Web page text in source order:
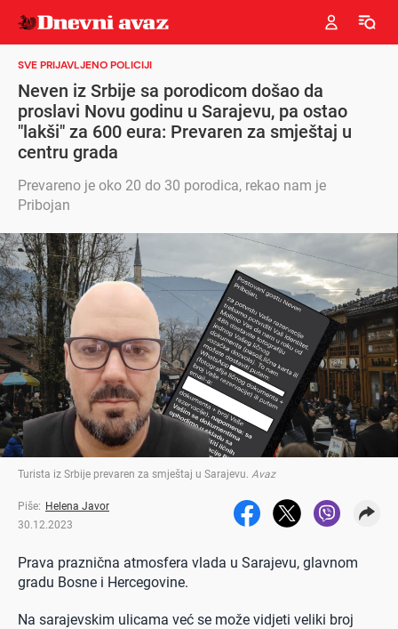
SVE PRIJAVLJENO POLICIJI
Neven iz Srbije sa porodicom došao da
proslavi Novu godinu u Sarajevu, pa ostao
"lakši" za 600 eura: Prevaren za smještaj u
centru grada
Prevareno je oko 20 do 30 porodica, rekao nam je
Pribojan
Turista iz Srbije prevaren za smještaj u Sarajevu Avaz
Piše: Helena Javor
30.12.2023
Prava praznična atmosfera vlada u Sarajevu, glavnom
gradu Bosne i Hercegovine.
Na sarajevskim ulicama već se može vidjeti veliki broj